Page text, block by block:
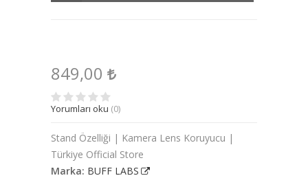
849,00
Yorumları oku (0)
Stand Özelliği | Kamera Lens Koruyucu |
Türkiye Official Store
Marka: BUFF LABS